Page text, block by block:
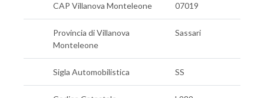
CAP Villanova Monteleone 07019
Provincia di Villanova
Monteleone
Sassari
Sigla Automobilistica SS